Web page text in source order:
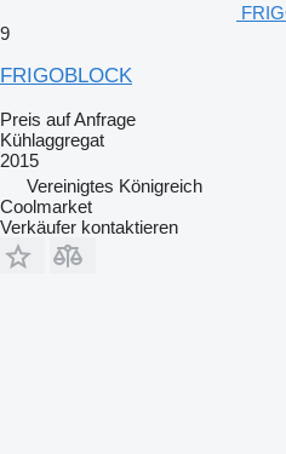
9
FRIGOBLOCK
Preis auf Anfrage
Kühlaggregat
2015
Vereinigtes Königreich
Coolmarket
Verkäufer kontaktieren